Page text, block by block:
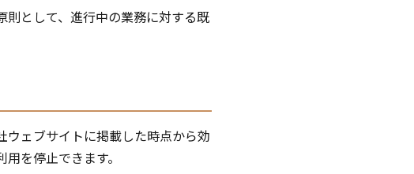
として、進行中の業務に対する既
ウェブサイトに掲載した時点から効
を停止できます。